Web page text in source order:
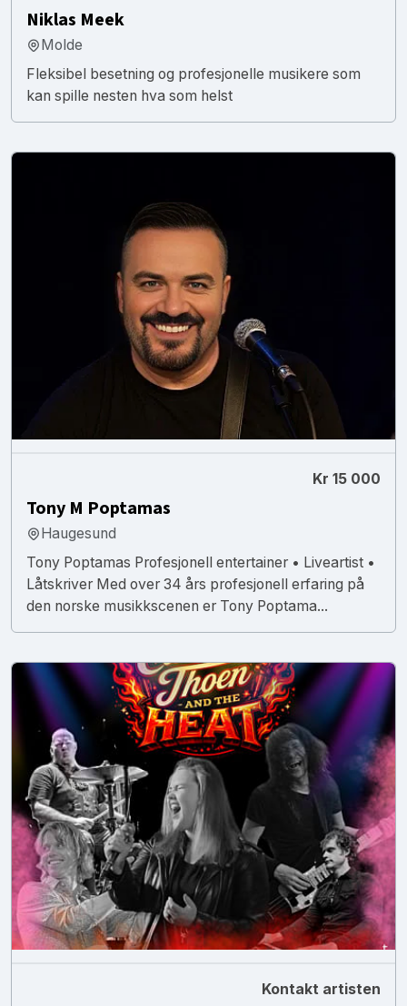
Niklas Meek
Molde
Fleksibel besetning og profesjonelle musikere som
kan spille nesten hva som helst
Kr 15 000
Tony M Poptamas
Haugesund
Tony Poptamas Profesjonell entertainer • Liveartist •
Låtskriver Med over 34 års profesjonell erfaring på
den norske musikkscenen er Tony Poptama...
Kontakt artisten